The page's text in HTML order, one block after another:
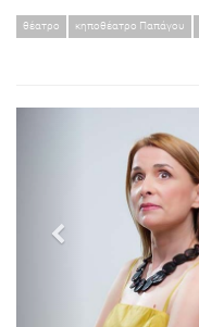
θέατρο κηποθέατρο Παπάγου